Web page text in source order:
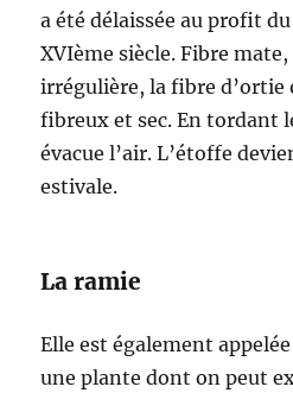
a été délaissée au profit
XVIème siècle. Fibre
irrégulière, la fibre d’ortie
fibreux et sec. En tordant
évacue l’air. L’étoffe
estivale.
La ramie
Elle est également
une plante dont on peut